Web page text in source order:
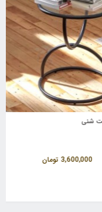
تومان